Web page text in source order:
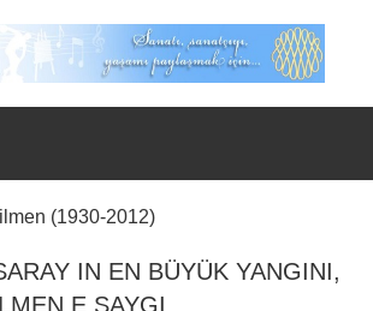
(1930-2012)
IN EN BÜYÜK YANGINI,
E SAYGI